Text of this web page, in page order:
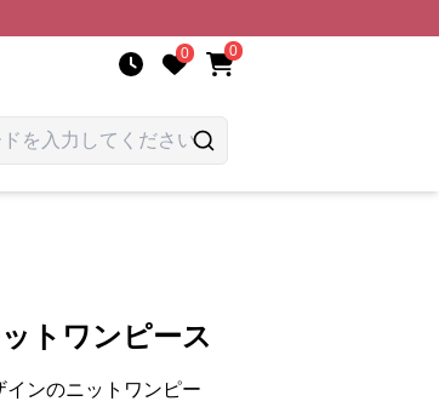
0 0
トワンピース
ンのニットワンピー